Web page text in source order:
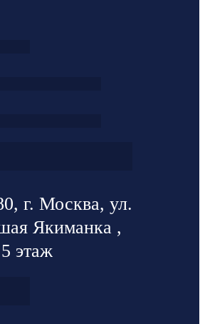
г. Москва, ул.
Якиманка ,
этаж